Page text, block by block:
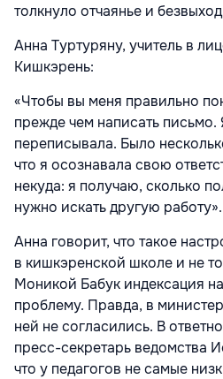
толкнуло отчаянье и
Анна Туртуряну, учитель в
Кишкэрень:
«Чтобы вы меня правильно
прежде чем написать письмо.
переписывала. Было
что я осознавала свою
некуда: я получаю, сколько
нужно искать другую работу».
Анна говорит, что такое
в кишкэренской школе и не
Моникой Бабук индексация
проблему. Правда, в
ней не согласились. В
пресс-секретарь ведомства
что у педагогов не самые